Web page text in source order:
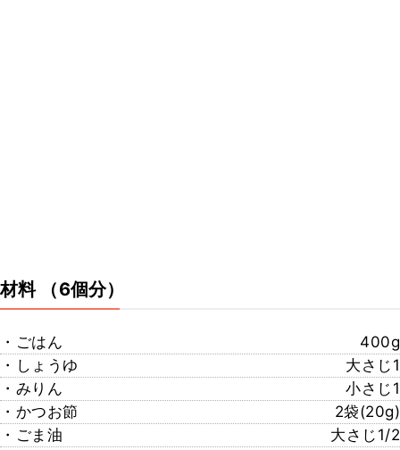
材料 （6個分）
・ごはん
400g
・しょうゆ
大さじ1
・みりん
小さじ1
・かつお節
2袋(20g)
・ごま油
大さじ1/2